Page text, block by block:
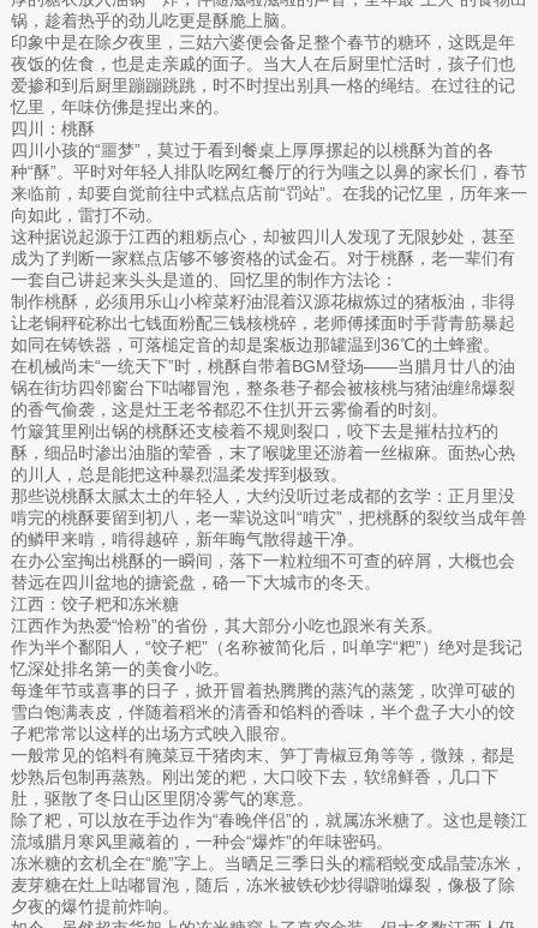
锅，趁着热乎的劲儿吃更是酥脆上脑。
印象中是在除夕夜里，三姑六婆便会备足整个春节的糖环，这既是年
夜饭的佐食，也是走亲戚的面子。当大人在后厨里忙活时，孩子们也
爱掺和到后厨里蹦蹦跳跳，时不时捏出别具一格的绳结。在过往的记
忆里，年味仿佛是捏出来的。
四川：桃酥
四川小孩的“噩梦”，莫过于看到餐桌上厚厚摞起的以桃酥为首的各
种“酥”。平时对年轻人排队吃网红餐厅的行为嗤之以鼻的家长们，春节
来临前，却要自觉前往中式糕点店前“罚站”。在我的记忆里，历年来一
向如此，雷打不动。
这种据说起源于江西的粗粝点心，却被四川人发现了无限妙处，甚至
成为了判断一家糕点店够不够资格的试金石。对于桃酥，老一辈们有
一套自己讲起来头头是道的、回忆里的制作方法论：
制作桃酥，必须用乐山小榨菜籽油混着汉源花椒炼过的猪板油，非得
让老铜秤砣称出七钱面粉配三钱核桃碎，老师傅揉面时手背青筋暴起
如同在铸铁器，可落槌定音的却是案板边那罐温到36℃的土蜂蜜。
在机械尚未“一统天下”时，桃酥自带着BGM登场——当腊月廿八的油
锅在街坊四邻窗台下咕嘟冒泡，整条巷子都会被核桃与猪油缠绵爆裂
的香气偷袭，这是灶王老爷都忍不住扒开云雾偷看的时刻。
竹簸箕里刚出锅的桃酥还支棱着不规则裂口，咬下去是摧枯拉朽的
酥，细品时渗出油脂的荤香，末了喉咙里还游着一丝椒麻。面热心热
的川人，总是能把这种暴烈温柔发挥到极致。
那些说桃酥太腻太土的年轻人，大约没听过老成都的玄学：正月里没
啃完的桃酥要留到初八，老一辈说这叫“啃灾”，把桃酥的裂纹当成年兽
的鳞甲来啃，啃得越碎，新年晦气散得越干净。
在办公室掏出桃酥的一瞬间，落下一粒粒细不可查的碎屑，大概也会
替远在四川盆地的搪瓷盘，硌一下大城市的冬天。
江西：饺子粑和冻米糖
江西作为热爱“恰粉”的省份，其大部分小吃也跟米有关系。
作为半个鄱阳人，“饺子粑”（名称被简化后，叫单字“粑”）绝对是我记
忆深处排名第一的美食小吃。
每逢年节或喜事的日子，掀开冒着热腾腾的蒸汽的蒸笼，吹弹可破的
雪白饱满表皮，伴随着稻米的清香和馅料的香味，半个盘子大小的饺
子粑常常以这样的出场方式映入眼帘。
一般常见的馅料有腌菜豆干猪肉末、笋丁青椒豆角等等，微辣，都是
炒熟后包制再蒸熟。刚出笼的粑，大口咬下去，软绵鲜香，几口下
肚，驱散了冬日山区里阴冷雾气的寒意。
除了粑，可以放在手边作为“春晚伴侣”的，就属冻米糖了。这也是赣江
流域腊月寒风里藏着的，一种会“爆炸”的年味密码。
冻米糖的玄机全在“脆”字上。当晒足三季日头的糯稻蜕变成晶莹冻米，
麦芽糖在灶上咕嘟冒泡，随后，冻米被铁砂炒得噼啪爆裂，像极了除
夕夜的爆竹提前炸响。